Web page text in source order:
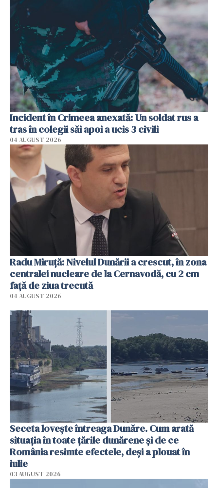
Incident în Crimeea anexată: Un soldat rus a
tras în colegii săi apoi a ucis 3 civili
04 AUGUST 2026
Radu Miruţă: Nivelul Dunării a crescut, în zona
centralei nucleare de la Cernavodă, cu 2 cm
faţă de ziua trecută
04 AUGUST 2026
Seceta lovește întreaga Dunăre. Cum arată
situația în toate țările dunărene și de ce
România resimte efectele, deși a plouat în
iulie
03 AUGUST 2026